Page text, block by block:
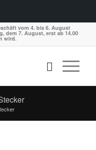
vom 4. bis 6. August
dem 7. August, erst ab 14.00
wird.